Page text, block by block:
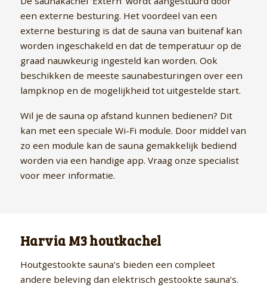
een externe besturing. Het voordeel van een
externe besturing is dat de sauna van buitenaf kan
worden ingeschakeld en dat de temperatuur op de
graad nauwkeurig ingesteld kan worden. Ook
beschikken de meeste saunabesturingen over een
lampknop en de mogelijkheid tot uitgestelde start.
Wil je de sauna op afstand kunnen bedienen? Dit
kan met een speciale Wi-Fi module. Door middel van
zo een module kan de sauna gemakkelijk bediend
worden via een handige app. Vraag onze specialist
voor meer informatie.
Harvia M3 houtkachel
Houtgestookte sauna’s bieden een compleet
andere beleving dan elektrisch gestookte sauna’s.